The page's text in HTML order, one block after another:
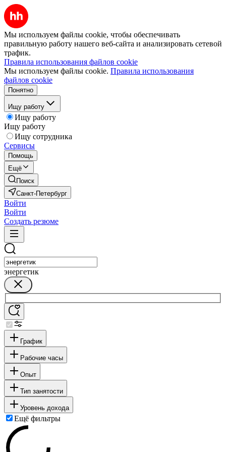
Мы используем файлы cookie, чтобы обеспечивать
правильную работу нашего веб-сайта и анализировать сетевой
трафик.
Правила использования файлов cookie
Мы используем файлы cookie. Правила использования
файлов cookie
Понятно
Ищу работу
Ищу работу
Ищу работу
Ищу сотрудника
Сервисы
Помощь
Ещё
Поиск
Санкт-Петербург
Войти
Войти
Создать резюме
энергетик
График
Рабочие часы
Опыт
Тип занятости
Уровень дохода
Ещё фильтры